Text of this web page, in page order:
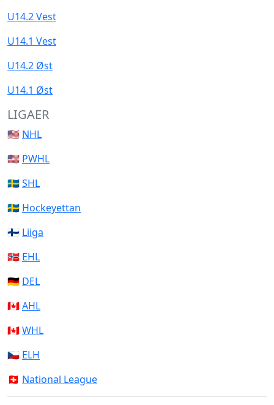
U14.2 Vest
U14.1 Vest
U14.2 Øst
U14.1 Øst
LIGAER
🇺🇸 NHL
🇺🇸 PWHL
🇸🇪SHL
🇸🇪 Hockeyettan
🇫🇮 Liiga
🇳🇴 EHL
🇩🇪 DEL
🇨🇦AHL
🇨🇦WHL
🇨🇿 ELH
🇨🇭 National League